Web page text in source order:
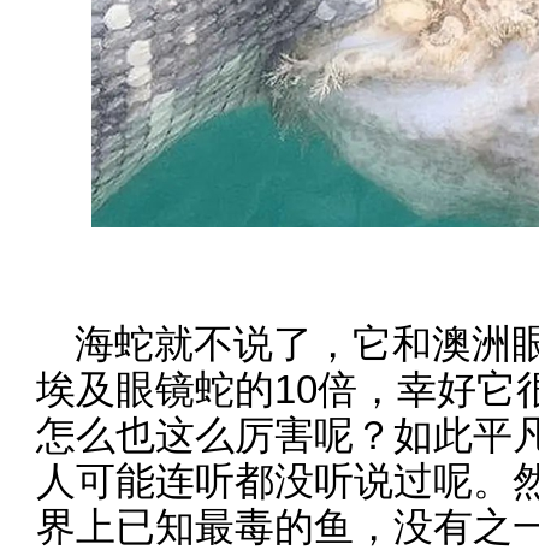
海蛇就不说了，它和澳洲
埃及眼镜蛇的10倍，幸好它
怎么也这么厉害呢？如此平
人可能连听都没听说过呢。
界上已知最毒的鱼，没有之